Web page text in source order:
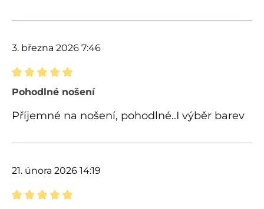
3. března 2026 7:46
Recenze s hodnocením 5 z 5 hvězd
Pohodlné nošení
Příjemné na nošení, pohodlné..I výběr barev
21. února 2026 14:19